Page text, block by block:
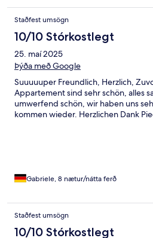
Staðfest umsögn
10/10 Stórkostlegt
25. maí 2025
Þýða með Google
Suuuuuper Freundlich, Herzlich,
Appartement sind sehr schön, alles
umwerfend schön, wir haben uns
kommen wieder. Herzlichen Dank
Gabriele, 8 nætur/nátta ferð
Staðfest umsögn
10/10 Stórkostlegt